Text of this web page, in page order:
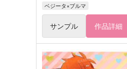
ベジータ×ブルマ
サンプル 作品詳細